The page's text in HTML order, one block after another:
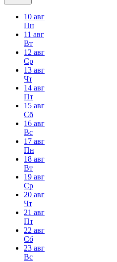
10 авг
Пн
11 авг
Вт
12 авг
Ср
13 авг
Чт
14 авг
Пт
15 авг
Сб
16 авг
Вс
17 авг
Пн
18 авг
Вт
19 авг
Ср
20 авг
Чт
21 авг
Пт
22 авг
Сб
23 авг
Вс